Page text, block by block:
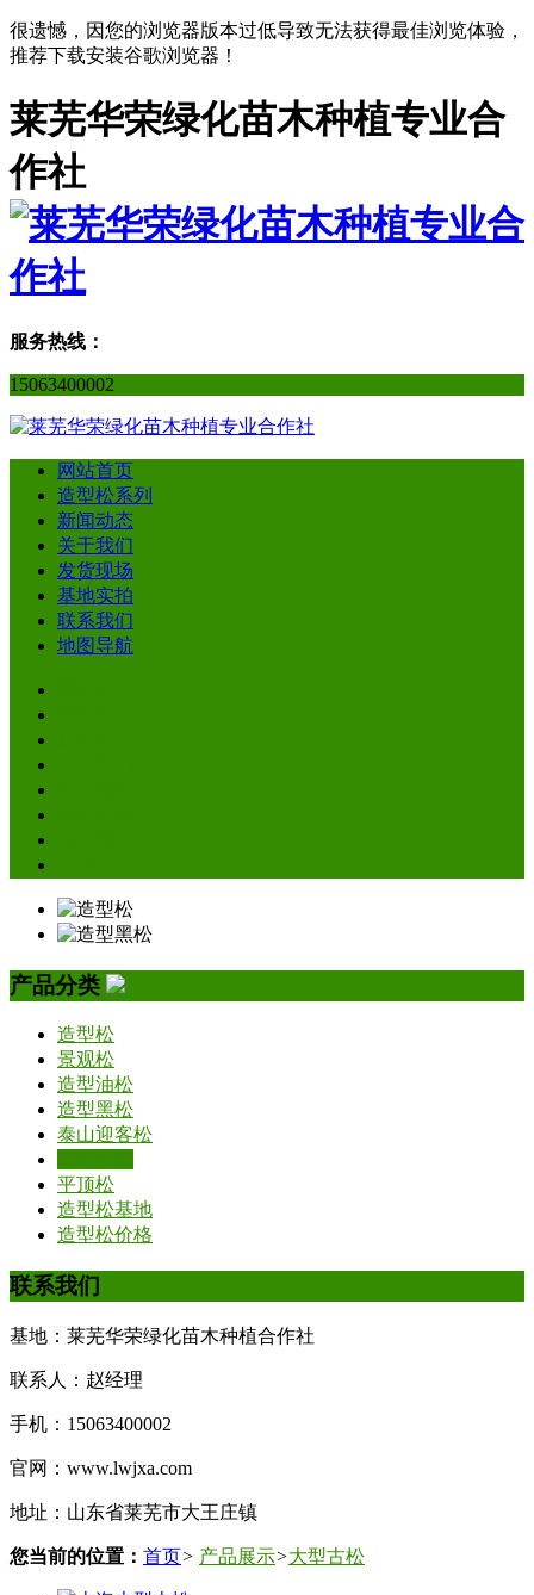
很遗憾，因您的浏览器版本过低导致无法获得最佳浏览体验，
推荐下载安装谷歌浏览器！
莱芜华荣绿化苗木种植专业合
作社
服务热线：
15063400002
网站首页
造型松系列
新闻动态
关于我们
发货现场
基地实拍
联系我们
地图导航
产品分类
造型松
景观松
造型油松
造型黑松
泰山迎客松
平顶松
造型松基地
造型松价格
联系我们
基地：莱芜华荣绿化苗木种植合作社
联系人：赵经理
手机：15063400002
官网：www.lwjxa.com
地址：山东省莱芜市大王庄镇
您当前的位置： 首页> 产品展示>大型古松